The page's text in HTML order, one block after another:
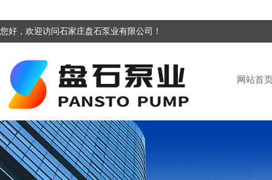
您好，欢迎访问石家庄盘石泵业有限公司！
网站首